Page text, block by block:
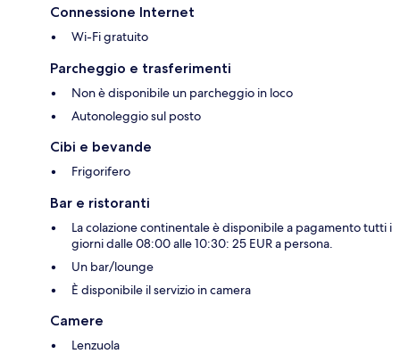
Connessione Internet
Wi-Fi gratuito
Parcheggio e trasferimenti
Non è disponibile un parcheggio in loco
Autonoleggio sul posto
Cibi e bevande
Frigorifero
Bar e ristoranti
La colazione continentale è disponibile a pagamento tutti i
giorni dalle 08:00 alle 10:30: 25 EUR a persona.
Un bar/lounge
È disponibile il servizio in camera
Camere
Lenzuola